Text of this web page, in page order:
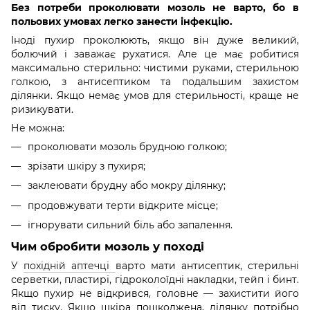
Без потреби проколювати мозоль не варто, бо в
польових умовах легко занести інфекцію.
Іноді пухир проколюють, якщо він дуже великий,
болючий і заважає рухатися. Але це має робитися
максимально стерильно: чистими руками, стерильною
голкою, з антисептиком та подальшим захистом
ділянки. Якщо немає умов для стерильності, краще не
ризикувати.
Не можна:
проколювати мозоль брудною голкою;
зрізати шкіру з пухиря;
заклеювати брудну або мокру ділянку;
продовжувати терти відкрите місце;
ігнорувати сильний біль або запалення.
Чим обробити мозоль у поході
У похідній аптечці варто мати антисептик, стерильні
серветки, пластирі, гідроколоїдні накладки, тейп і бинт.
Якщо пухир не відкрився, головне — захистити його
від тиску. Якщо шкіра пошкоджена, ділянку потрібно